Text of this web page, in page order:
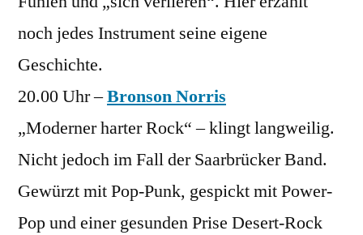
noch jedes Instrument seine eigene
Geschichte.
20.00 Uhr –Bronson Norris
„Moderner harter Rock“ – klingt langweilig.
Nicht jedoch im Fall der Saarbrücker Band.
Gewürzt mit Pop-Punk, gespickt mit Power-
Pop und einer gesunden Prise Desert-Rock